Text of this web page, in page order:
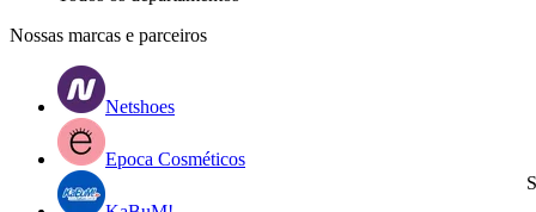
Nossas marcas e parceiros
Netshoes
Epoca Cosméticos